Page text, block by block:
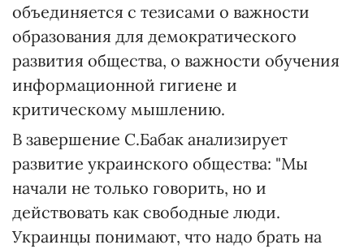
объединяется с тезисами о важности
образования для демократического
развития общества, о важности обучения
информационной гигиене и
критическому мышлению.
В завершение С.Бабак анализирует
развитие украинского общества: "Мы
начали не только говорить, но и
действовать как свободные люди.
Украинцы понимают, что надо брать на